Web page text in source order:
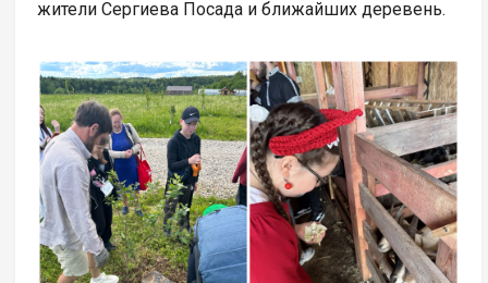
жители Сергиева Посада и ближайших деревень.